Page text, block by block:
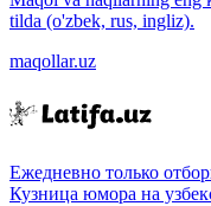
tilda (o'zbek, rus, ingliz).
maqollar.uz
Ежедневно только
Кузница юмора на